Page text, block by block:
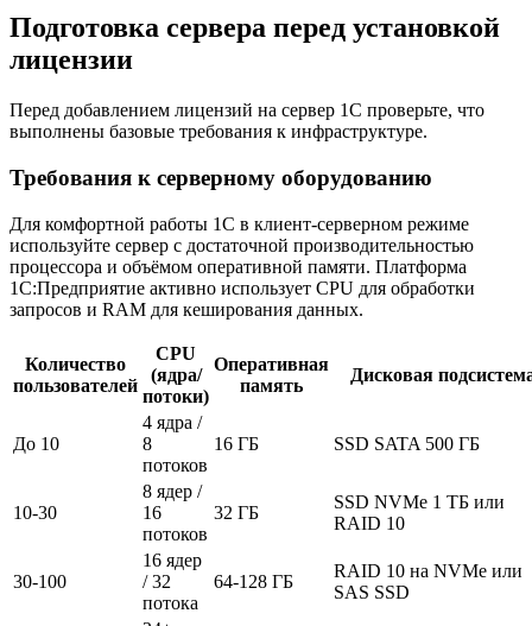
Подготовка сервера перед установкой
лицензии
Перед добавлением лицензий на сервер 1С проверьте, что
выполнены базовые требования к инфраструктуре.
Требования к серверному оборудованию
Для комфортной работы 1С в клиент-серверном режиме
используйте сервер с достаточной производительностью
процессора и объёмом оперативной памяти. Платформа
1С:Предприятие активно использует CPU для обработки
запросов и RAM для кеширования данных.
Количество
пользователей
CPU
(ядра/
потоки)
Оперативная
память
Дисковая
До 10
4 ядра /
8
потоков
16 ГБ SSD SATA 500 ГБ
10-30
8 ядер /
16
потоков
32 ГБ
SSD NVMe 1 ТБ или
RAID 10
30-100
16 ядер
/ 32
потока
64-128 ГБ
RAID 10 на NVMe или
SAS SSD